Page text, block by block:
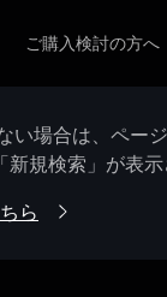
ご購入検討の方へ
場合は、ペー
規検索」が表示
ら